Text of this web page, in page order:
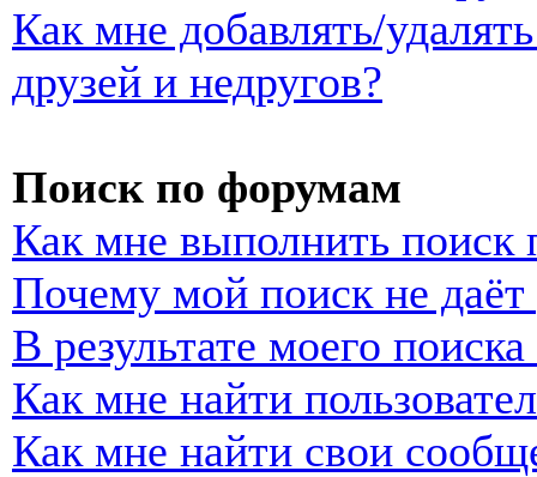
Как мне добавлять/
друзей и недругов?
Поиск по форумам
Как мне выполнить
Почему мой поиск не даёт
В результате моего
Как мне найти
Как мне найти свои